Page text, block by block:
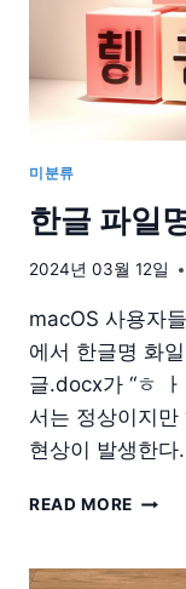
세
돌)
강
연
기
미분류
한글 파일
2024년 03월 12일
macOS 사용자
에서 한글명 화
글.docx가 “ㅎ
서는 정상이지
현상이 발생한
READ MORE 한
일